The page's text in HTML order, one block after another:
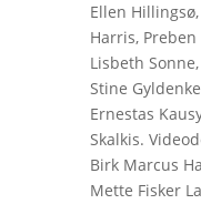
Ellen
Harris, Preben
Lisbeth
Stine
Ernestas
Skalkis.
Birk Marcus
Mette Fisker